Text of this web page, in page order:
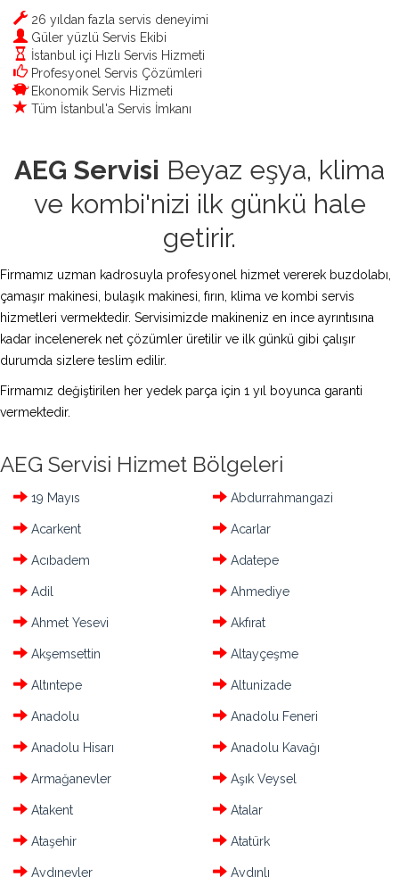
26 yıldan fazla servis deneyimi
Güler yüzlü Servis Ekibi
İstanbul içi Hızlı Servis Hizmeti
Profesyonel Servis Çözümleri
Ekonomik Servis Hizmeti
Tüm İstanbul'a Servis İmkanı
AEG Servisi Beyaz eşya, klima
ve kombi'nizi ilk günkü hale
getirir.
Firmamız uzman kadrosuyla profesyonel hizmet vererek buzdolabı,
çamaşır makinesi, bulaşık makinesi, fırın, klima ve kombi servis
hizmetleri vermektedir. Servisimizde makineniz en ince ayrıntısına
kadar incelenerek net çözümler üretilir ve ilk günkü gibi çalışır
durumda sizlere teslim edilir.
Firmamız değiştirilen her yedek parça için 1 yıl boyunca garanti
vermektedir.
AEG Servisi Hizmet Bölgeleri
19 Mayıs Abdurrahmangazi
Acarkent Acarlar
Acıbadem Adatepe
Adil Ahmediye
Ahmet Yesevi Akfırat
Akşemsettin Altayçeşme
Altıntepe Altunizade
Anadolu Anadolu Feneri
Anadolu Hisarı Anadolu Kavağı
Armağanevler Aşık Veysel
Atakent Atalar
Ataşehir Atatürk
Aydınevler Aydınlı